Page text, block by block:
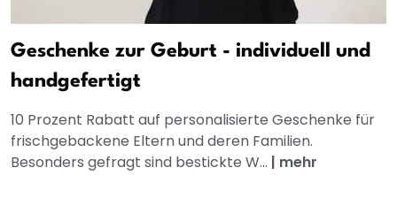
Geschenke zur Geburt - individuell und
handgefertigt
10 Prozent Rabatt auf personalisierte Geschenke für
frischgebackene Eltern und deren Familien.
Besonders gefragt sind bestickte W... | mehr